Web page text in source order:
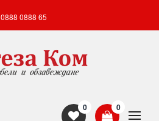
0888 0888 65
0
0